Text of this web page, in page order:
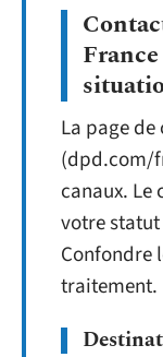
La page
(dpd.com/
canaux. Le
votre
Confondre
traitement.